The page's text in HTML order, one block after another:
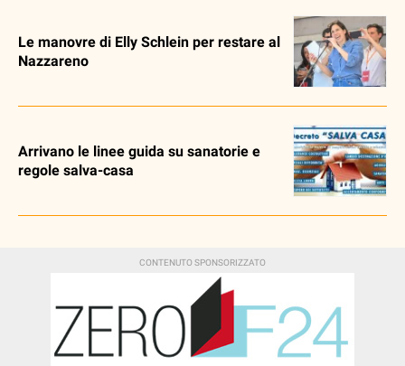
Le manovre di Elly Schlein per restare al
Nazzareno
Arrivano le linee guida su sanatorie e
regole salva-casa